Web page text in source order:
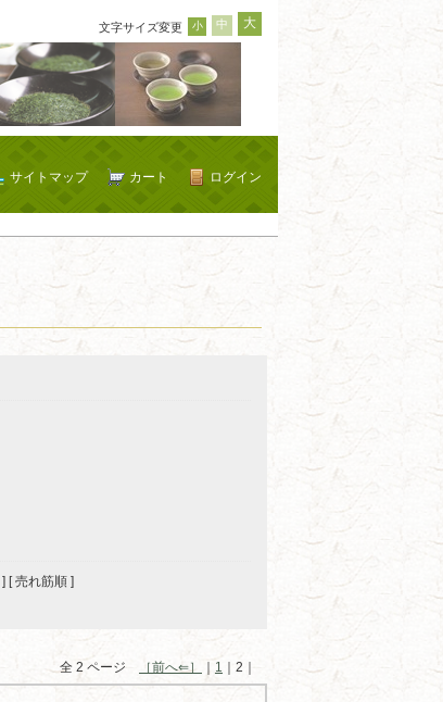
文字サイズ変更 小 中 大
ログイン
カート
サイトマップ
] [ 売れ筋順 ]
全 2 ページ ［前へ⇐］ 1 ｜2｜